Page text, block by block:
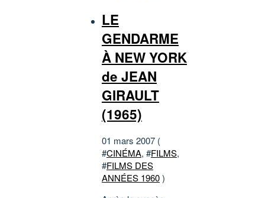
LE
GENDARME
À NEW YORK
de JEAN
GIRAULT
(1965)
01 mars 2007 (
#CINÉMA, #FILMS,
#FILMS DES
ANNÉES 1960)